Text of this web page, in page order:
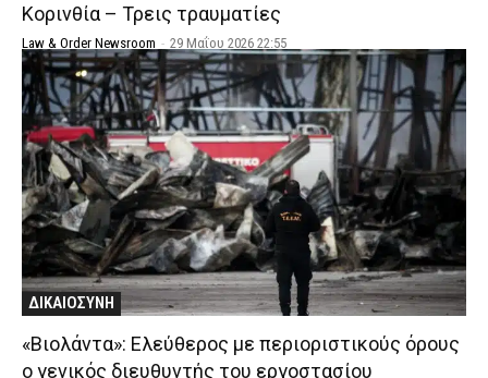
Κορινθία – Τρεις τραυματίες
Law & Order Newsroom - 29 Μαΐου 2026 22:55
ΔΙΚΑΙΟΣΥΝΗ
«Βιολάντα»: Ελεύθερος με περιοριστικούς όρους
ο γενικός διευθυντής του εργοστασίου